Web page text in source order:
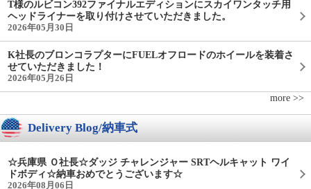
T様のルビコン392ファイナルエディションにスカイワンタッチ用
ヘッドライナーを取り付けさせていただきました。
2026年05月30日
K社長のブロンコラプターにFUELオフロードのホイールを装着さ
せていただきました！
2026年05月26日
more >>
Delivery Blog/納車式
☆兵庫県 Ｏ社長☆ダッジ チャレンジャー SRTヘルキャット ワイ
ドボディ☆納車おめでとうございます☆
2026年08月06日